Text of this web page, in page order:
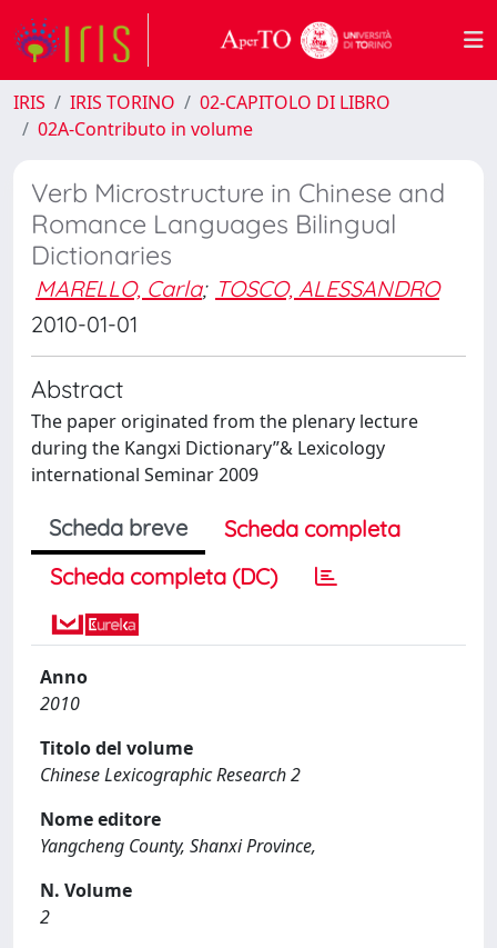
IRIS IRIS TORINO
02-CAPITOLO DI LIBRO
02A-Contributo in volume
Verb Microstructure in Chinese and
Romance Languages Bilingual
Dictionaries
MARELLO, Carla; TOSCO, ALESSANDRO
2010-01-01
Abstract
The paper originated from the plenary lecture
during the Kangxi Dictionary”& Lexicology
international Seminar 2009
Scheda breve
Scheda completa
Scheda completa (DC)
Anno
2010
Titolo del volume
Chinese Lexicographic Research 2
Nome editore
Yangcheng County, Shanxi Province,
N. Volume
2